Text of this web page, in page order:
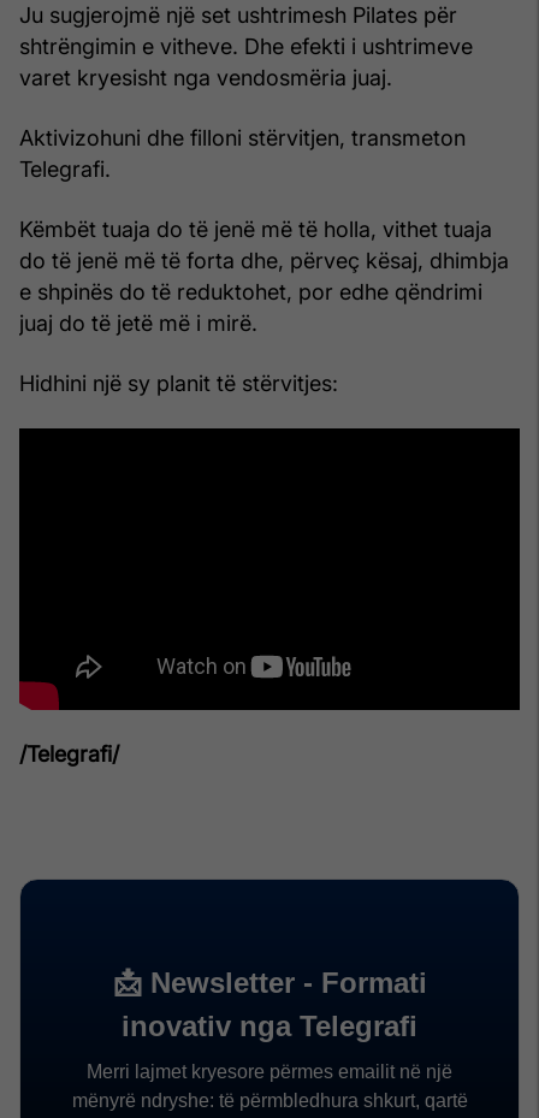
Ju sugjerojmë një set ushtrimesh Pilates për
shtrëngimin e vitheve. Dhe efekti i ushtrimeve
varet kryesisht nga vendosmëria juaj.
Aktivizohuni dhe filloni stërvitjen, transmeton
Telegrafi.
Këmbët tuaja do të jenë më të holla, vithet tuaja
do të jenë më të forta dhe, përveç kësaj, dhimbja
e shpinës do të reduktohet, por edhe qëndrimi
juaj do të jetë më i mirë.
Hidhini një sy planit të stërvitjes:
/Telegrafi/